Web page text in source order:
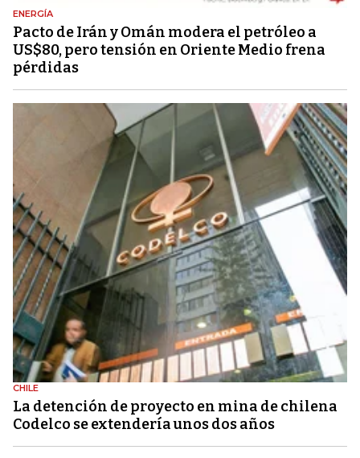
ENERGÍA
Pacto de Irán y Omán modera el petróleo a
US$80, pero tensión en Oriente Medio frena
pérdidas
CHILE
La detención de proyecto en mina de chilena
Codelco se extendería unos dos años